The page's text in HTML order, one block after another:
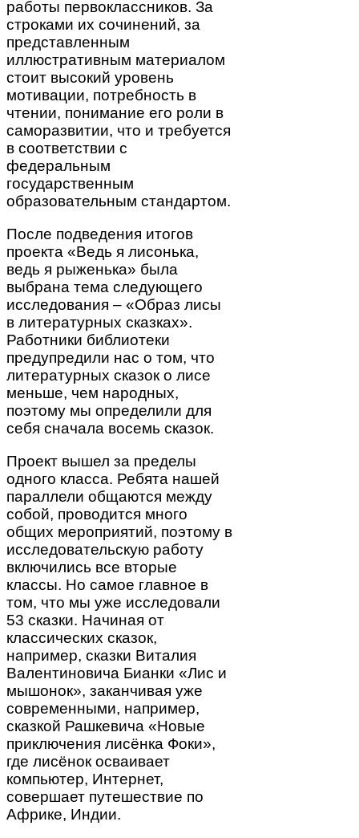
работы первоклассников. За
строками их сочинений, за
представленным
иллюстративным материалом
стоит высокий уровень
мотивации, потребность в
чтении, понимание его роли в
саморазвитии, что и требуется
в соответствии с
федеральным
государственным
образовательным стандартом.
После подведения итогов
проекта «Ведь я лисонька,
ведь я рыженька» была
выбрана тема следующего
исследования – «Образ лисы
в литературных сказках».
Работники библиотеки
предупредили нас о том, что
литературных сказок о лисе
меньше, чем народных,
поэтому мы определили для
себя сначала восемь сказок.
Проект вышел за пределы
одного класса. Ребята нашей
параллели общаются между
собой, проводится много
общих мероприятий, поэтому в
исследовательскую работу
включились все вторые
классы. Но самое главное в
том, что мы уже исследовали
53 сказки. Начиная от
классических сказок,
например, сказки Виталия
Валентиновича Бианки «Лис и
мышонок», заканчивая уже
современными, например,
сказкой Рашкевича «Новые
приключения лисёнка Фоки»,
где лисёнок осваивает
компьютер, Интернет,
совершает путешествие по
Африке, Индии.